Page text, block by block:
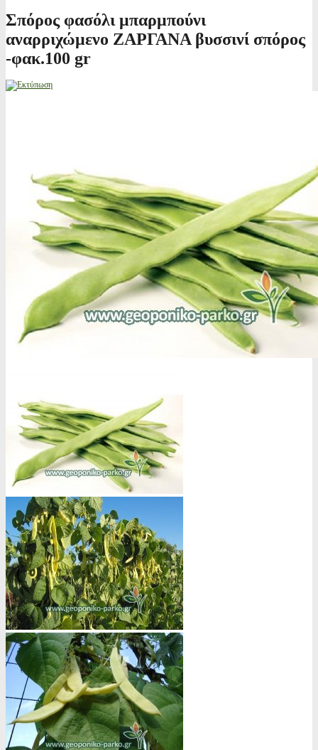
Σπόρος φασόλι μπαρμπούνι
αναρριχώμενο ΖΑΡΓΑΝΑ βυσσινί σπόρος
-φακ.100 gr